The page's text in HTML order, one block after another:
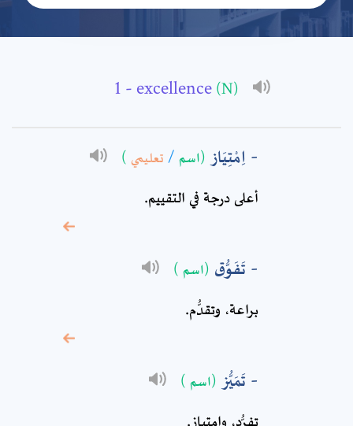
- excellence (N)
اِمْتِيَاز (اسم / تعليمي )
أعلى درجة في التقييم.
تَفَوُّق (اسم )
براعة، وتقدُّم.
تَمَيُّز (اسم )
تفرُّد، وامتياز.
Email: *
Comment: *